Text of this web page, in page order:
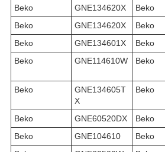
Beko
GNE134620X Beko
Beko
GNE134620X Beko
Beko
GNE134601X Beko
Beko
GNE114610W Beko
Beko
GNE134605T
X
Beko
Beko GNE60520DX Beko
Beko
GNE104610 Beko